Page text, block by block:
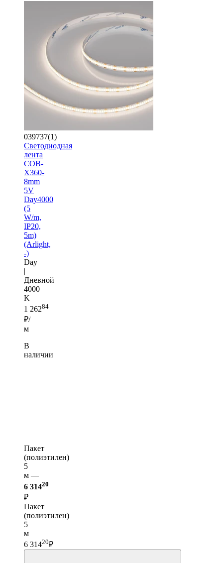
039737(1)
Светодиодная
лента
COB-
X360-
8mm
5V
Day4000
(5
W/m,
IP20,
5m)
(Arlight,
-)
Day
|
Дневной
4000
K
1 26284
₽/
м
В
наличии
Пакет
(полиэтилен)
5
м —
6 31420
₽
Пакет
(полиэтилен)
5
м
6 31420₽